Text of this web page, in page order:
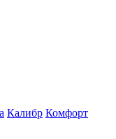
Калибр Комфорт